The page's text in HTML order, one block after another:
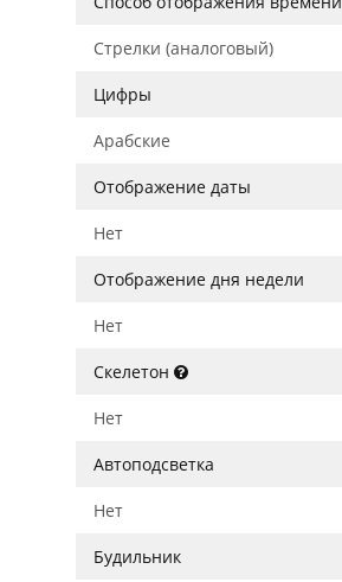
Стрелки (аналоговый)
Цифры
Арабские
Отображение даты
Нет
Отображение дня недели
Нет
Скелетон
Нет
Автоподсветка
Нет
Будильник